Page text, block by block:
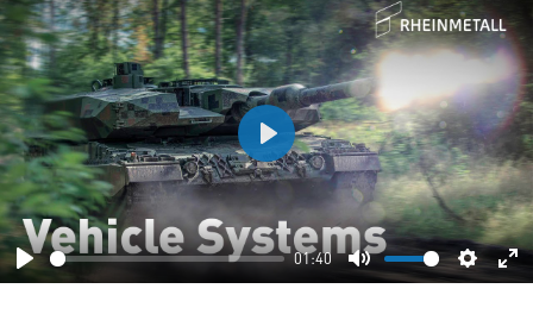
Play
01:40
Mute
Play